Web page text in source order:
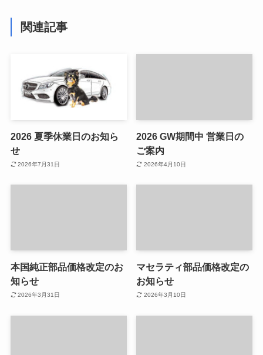
関連記事
2026 夏季休業日のお知ら
せ
2026年7月31日
2026 GW期間中 営業日の
ご案内
2026年4月10日
本国純正部品価格改定のお
知らせ
2026年3月31日
マセラティ部品価格改定の
お知らせ
2026年3月10日